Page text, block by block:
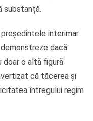
substanță.
interimar
dacă
doar o altă figură
că tăcerea și
întregului regim